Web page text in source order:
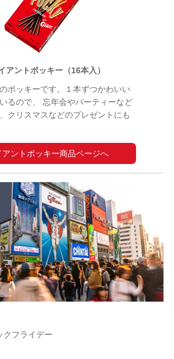
アントポッキー（16本入）
ポッキーです。１本ずつかわいい
るので、 忘年会やパーティーなど
クリスマスなどのプレゼントにも
アントポッキー商品ページへ
クフライデー